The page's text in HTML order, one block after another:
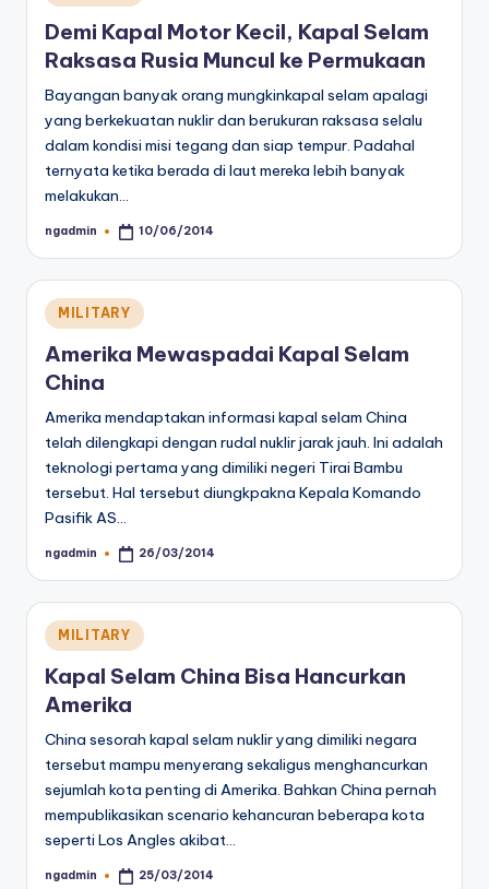
in
Demi Kapal Motor Kecil, Kapal Selam
Raksasa Rusia Muncul ke Permukaan
Bayangan banyak orang mungkinkapal selam apalagi
yang berkekuatan nuklir dan berukuran raksasa selalu
dalam kondisi misi tegang dan siap tempur. Padahal
ternyata ketika berada di laut mereka lebih banyak
melakukan…
Posted
ngadmin 10/06/2014
Posted
in
MILITARY
Amerika Mewaspadai Kapal Selam
China
Amerika mendaptakan informasi kapal selam China
telah dilengkapi dengan rudal nuklir jarak jauh. Ini adalah
teknologi pertama yang dimiliki negeri Tirai Bambu
tersebut. Hal tersebut diungkpakna Kepala Komando
Pasifik AS…
Posted
ngadmin 26/03/2014
Posted
in
MILITARY
Kapal Selam China Bisa Hancurkan
Amerika
China sesorah kapal selam nuklir yang dimiliki negara
tersebut mampu menyerang sekaligus menghancurkan
sejumlah kota penting di Amerika. Bahkan China pernah
mempublikasikan scenario kehancuran beberapa kota
seperti Los Angles akibat…
Posted
ngadmin 25/03/2014